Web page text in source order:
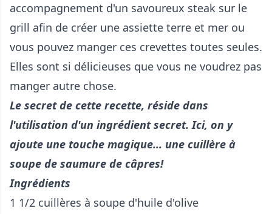
accompagnement d'un savoureux steak sur le
grill afin de créer une assiette terre et mer ou
vous pouvez manger ces crevettes toutes seules.
Elles sont si délicieuses que vous ne voudrez pas
manger autre chose.
Le secret de cette recette, réside dans
l'utilisation d'un ingrédient secret. Ici, on y
ajoute une touche magique... une cuillère à
soupe de saumure de câpres!
Ingrédients
1 1/2 cuillères à soupe d'huile d'olive